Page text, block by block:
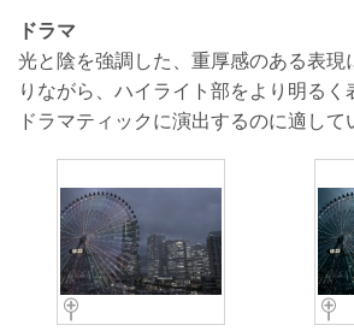
ドラマ
光と陰を強調した、重厚感のある表現
りながら、ハイライト部をより明る
ドラマティックに演出するのに適して